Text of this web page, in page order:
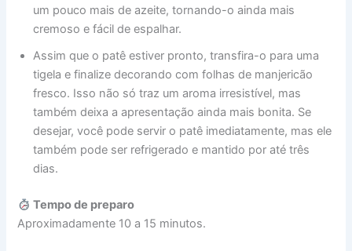
um pouco mais de azeite, tornando-o ainda mais
cremoso e fácil de espalhar.
Assim que o patê estiver pronto, transfira-o para uma
tigela e finalize decorando com folhas de manjericão
fresco. Isso não só traz um aroma irresistível, mas
também deixa a apresentação ainda mais bonita. Se
desejar, você pode servir o patê imediatamente, mas ele
também pode ser refrigerado e mantido por até três
dias.
Tempo de preparo
Aproximadamente 10 a 15 minutos.